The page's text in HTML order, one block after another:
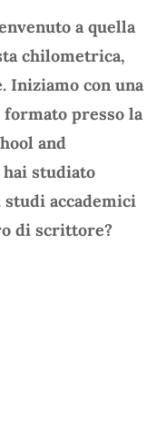
a quella
chilometrica,
Iniziamo con una
presso la
and
studiato
accademici
di scrittore?